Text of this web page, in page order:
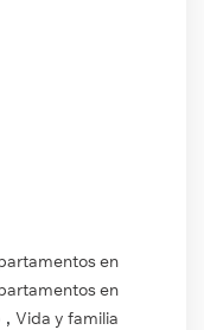
en
en
, Vida y familia